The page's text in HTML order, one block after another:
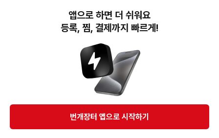
번개장터(주) 사업자정보, 이용약관 및 기타 법적고지
번개장터㈜는 통신판매중개자이며, 통신판매의 당사자가 아닙니다. 전자상거래 등에서의
소비자보호에 관한 법률 등 관련 법령 및 번개장터㈜의 약관에 따라 상품, 상품정보, 거래에 관한 책임은
개별 판매자에게 귀속하고, 번개장터㈜는 원칙적으로 회원간 거래에 대하여 책임을 지지 않습니다.
다만, 번개장터㈜가 직접 판매하는 상품에 대한 책임은 번개장터㈜에게 귀속합니다.
APP 다운로드
앱으로 하면 더 쉬워요
등록, 찜, 결제까지 빠르게!
번개장터 앱으로 시작하기